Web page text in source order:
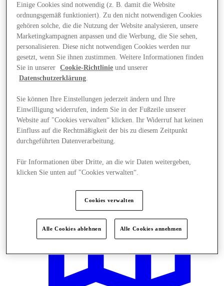
Angebote
Einige Cookies sind notwendig (z. B. damit die Website
ordnungsgemäß funktioniert). Zu den nicht notwendigen Cookies
gehören solche, die die Nutzung der Website analysieren, unsere
Marketingkampagnen anpassen und die Werbung, die Sie sehen,
personalisieren. Diese nicht notwendigen Cookies werden nur
gesetzt, wenn Sie ihnen zustimmen. Weitere Informationen finden
Sie in unserer
Cookie-Richtlinie und unserer
Datenschutzerklärung
Sie können Ihre Einstellungen jederzeit ändern und Ihre
Einwilligung widerrufen, indem Sie in der Fußzeile unserer
Website auf "Cookies verwalten“ klicken. Ihr Widerruf hat keinen
Einfluss auf die Rechtmäßigkeit der bis zu diesem Zeitpunkt
durchgeführten Datenverarbeitung.
Für Informationen über Dritte, an die wir Daten weitergeben,
klicken Sie unten auf "Cookies verwalten“.
Cookies verwalten
Alle Cookies ablehnen Alle Cookies annehmen